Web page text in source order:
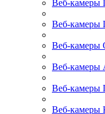
Веб-камеры
Веб-камеры
Веб-камеры
Веб-камеры
Веб-камеры
Веб-камеры